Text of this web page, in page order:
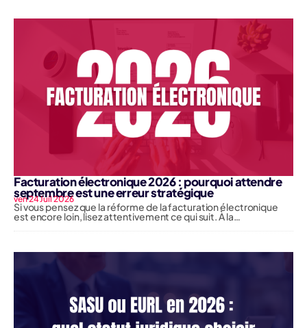
Facturation électronique 2026 : pourquoi attendre
septembre est une erreur stratégique
ven 24 Juil 2026
Si vous pensez que la réforme de la facturation électronique
est encore loin, lisez attentivement ce qui suit. À la…